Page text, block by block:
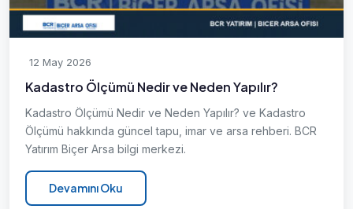
12 May 2026
Kadastro Ölçümü Nedir ve Neden Yapılır?
Kadastro Ölçümü Nedir ve Neden Yapılır? ve Kadastro
Ölçümü hakkında güncel tapu, imar ve arsa rehberi. BCR
Yatırım Biçer Arsa bilgi merkezi.
Devamını Oku